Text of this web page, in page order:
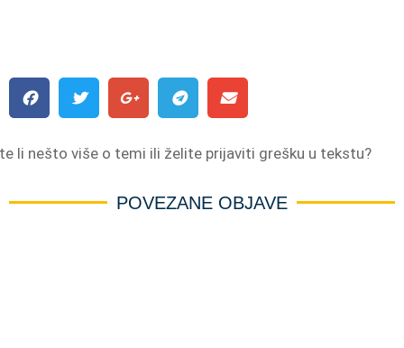
li nešto više o temi ili želite prijaviti grešku u tekstu?
POVEZANE OBJAVE